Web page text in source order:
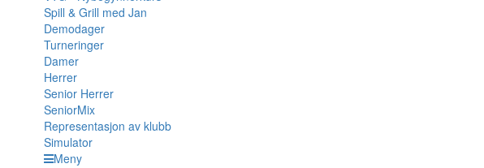
Spill & Grill med Jan
Demodager
Turneringer
Damer
Herrer
Senior Herrer
SeniorMix
Representasjon av klubb
Simulator
Meny